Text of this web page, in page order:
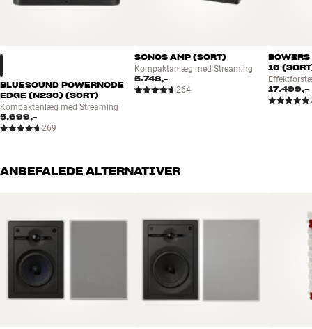
BLUESOUND POWERNODE
EDGE (N230) (SORT)
Kompaktanlæg med Streaming
5.699,-
269
SONOS AMP (SORT)
Kompaktanlæg med Streaming
5.748,-
264
16
17.499,-
ANBEFALEDE ALTERNATIVER